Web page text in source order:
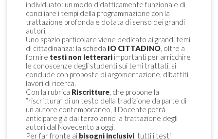
individuato: un modo didatticamente funzionale di
conciliare i tempi della programmazione con la
trattazione profonda e dotata di senso dei grandi
autori.
Uno spazio particolare viene dedicato ai grandi temi
di cittadinanza: la scheda IO CITTADINO, oltre a
fornire testi non letterariimportanti per arricchire
le conoscenze degli studenti sui temi trattati, si
conclude con proposte di argomentazione, dibattiti,
lavori di ricerca.
Con la rubrica Riscritture, che propone la
“riscrittura” di un testo della tradizione da parte di
un autore contemporaneo, il Docente potrà
anticipare già dal terzo anno la trattazione degli
autori dal Novecento a oggi.
Per far fronte ai bisogni inclusivi, tutti i testi